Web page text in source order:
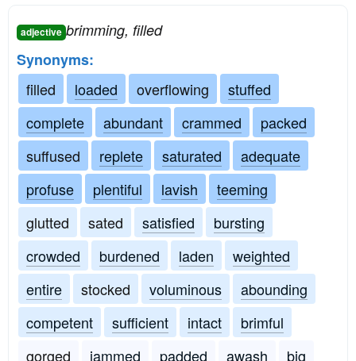
adjective brimming, filled
Synonyms:
filled
loaded overflowing
stuffed
complete
abundant crammed
packed
suffused
replete saturated
adequate
profuse
plentiful lavish
teeming
glutted
sated satisfied
bursting
crowded
burdened laden
weighted
entire
stocked voluminous
abounding
competent
sufficient intact
brimful
gorged
jammed padded awash big